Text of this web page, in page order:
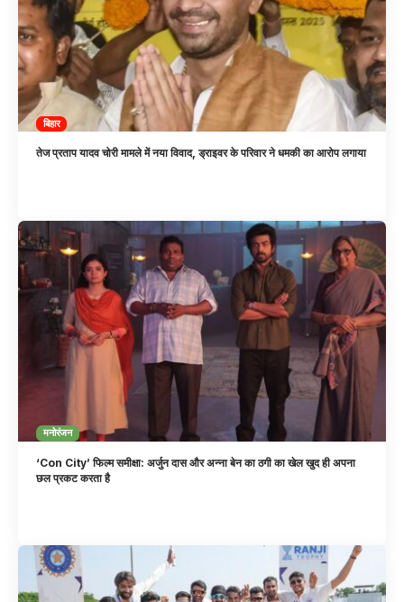
बिहार
तेज प्रताप यादव चोरी मामले में नया विवाद, ड्राइवर के परिवार ने धमकी का आरोप लगाया
मनोरंजन
‘Con City’ फिल्म समीक्षा: अर्जुन दास और अन्ना बेन का ठगी का खेल खुद ही अपना
छल प्रकट करता है